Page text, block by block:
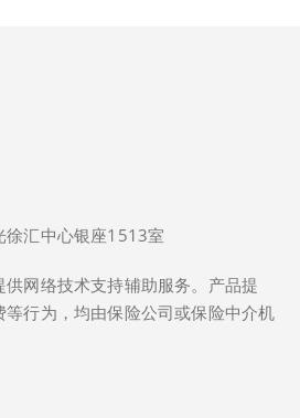
徐汇中心银座1513室
网络技术支持辅助服务。产品提
行为，均由保险公司或保险中介机